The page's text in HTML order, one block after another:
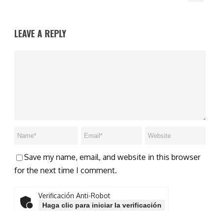
LEAVE A REPLY
Save my name, email, and website in this browser
for the next time I comment.
Verificación Anti-Robot
Haga clic para iniciar la verificación